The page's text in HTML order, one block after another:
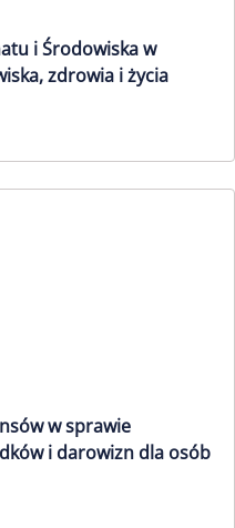
i Środowiska w
zdrowia i życia
w sprawie
i darowizn dla osób